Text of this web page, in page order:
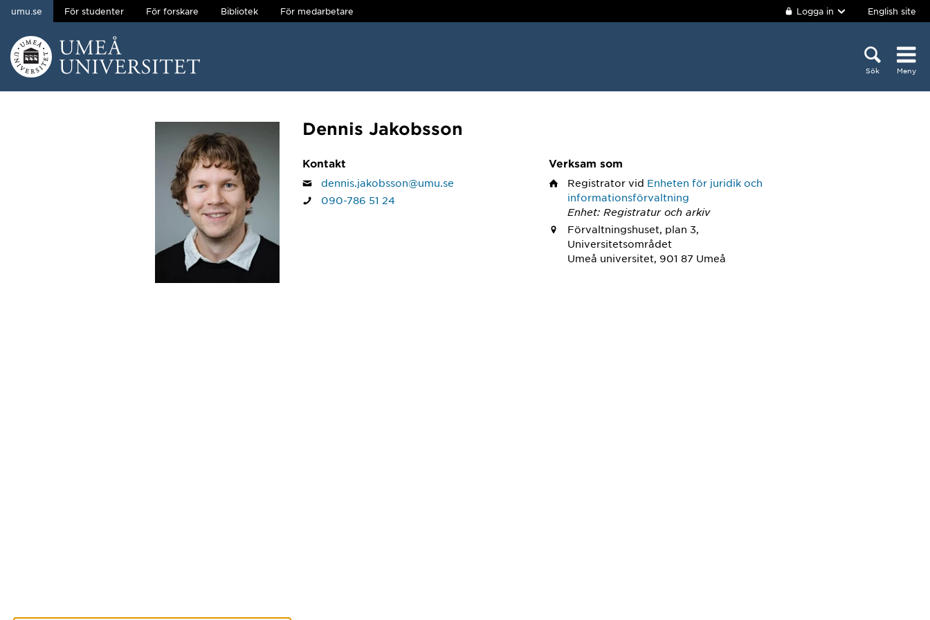
Hoppa direkt till innehållet
umu.se För studenter För forskare Bibliotek För medarbetare Logga in English site
Sök Meny
Dennis Jakobsson
Kontakt
dennis.jakobsson@umu.se
090-786 51 24
Verksam som
Registrator vid Enheten för juridik och
informationsförvaltning
Enhet: Registratur och arkiv
Förvaltningshuset, plan 3,
Universitetsområdet
Umeå universitet, 901 87 Umeå